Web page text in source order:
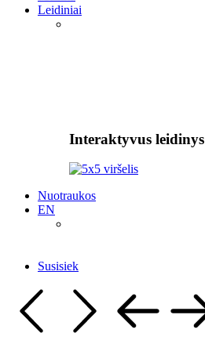
Leidiniai
Interaktyvus leidinys
Nuotraukos
EN
Susisiek